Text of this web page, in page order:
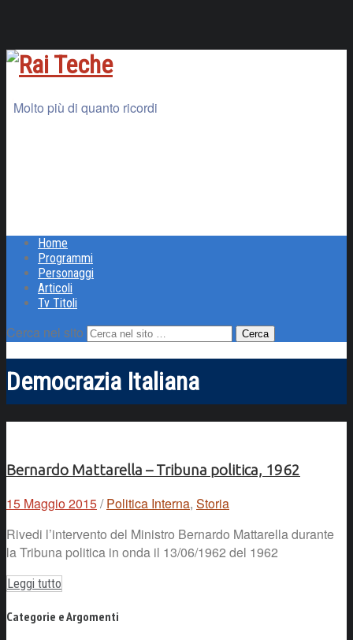
Molto più di quanto ricordi
Home
Programmi
Personaggi
Articoli
Tv Titoli
Cerca nel sito
Democrazia Italiana
Bernardo Mattarella – Tribuna politica, 1962
15 Maggio 2015/ Politica Interna, Storia
Rivedi l’intervento del Ministro Bernardo Mattarella durante
la Tribuna politica in onda il 13/06/1962 del 1962
Leggi tutto
Categorie e Argomenti